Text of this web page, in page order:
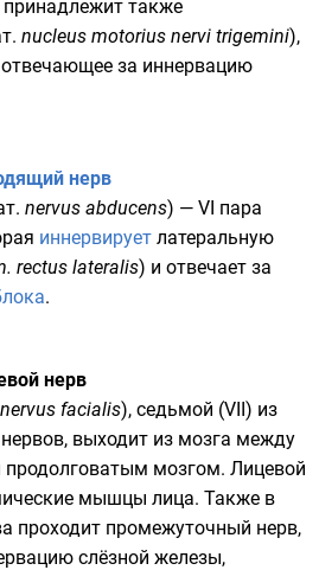
также
nucleus motorius nervi trigemini),
за иннервацию
нерв
nervus abducens) — VI пара
иннервирует латеральную
rectus lateralis) и отвечает за
.
нерв
nervus facialis), седьмой (VII) из
выходит из мозга между
продолговатым мозгом. Лицевой
мышцы лица. Также в
проходит промежуточный нерв,
слёзной железы,